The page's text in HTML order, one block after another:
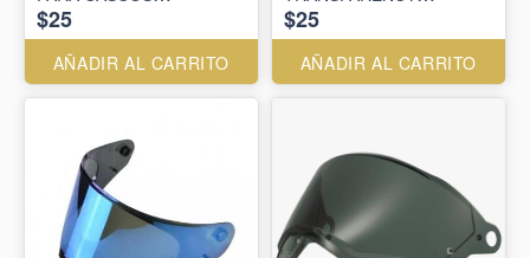
INTEGRALES
$25
AÑADIR AL CARRITO
ELECTRIC SPRAY BLUE
$25
AÑADIR AL CARRITO